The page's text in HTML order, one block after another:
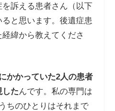
訴える患者さん（以下
と思います。後遺症患
緯から教えてくださ
かかっていた2人の患者
したんです。私の専門は
ちのひとりはそれまで